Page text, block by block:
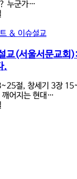
? 누군가…
& 이슈설교
교(서울서문교회
.
절, 창세기 3장
어지는 현대…